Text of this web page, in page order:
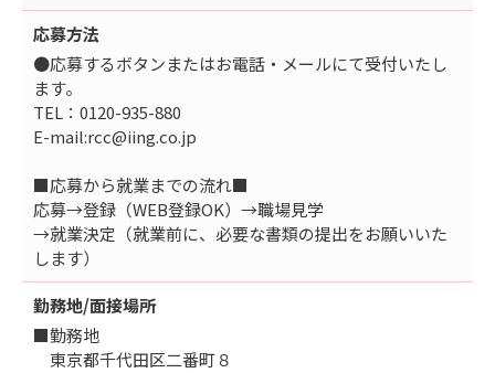
応募方法
●応募するボタンまたはお電話・メールにて受付いたし
ます。
TEL：0120-935-880
E-mail:rcc@iing.co.jp
■応募から就業までの流れ■
応募→登録（WEB登録OK）→職場見学
→就業決定（就業前に、必要な書類の提出をお願いいた
します）
勤務地/面接場所
■勤務地
東京都千代田区二番町８